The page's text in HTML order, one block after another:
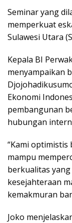
Seminar yang
memperkuat
Sulawesi Utara
Kepala BI
menyampaikan
Ekonomi
pembangunan
hubungan
“Kami optimistis
mampu
berkualitas
kesejahteraan
kemakmuran
Joko